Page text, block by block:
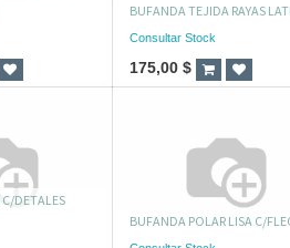
BUFANDA TEJIDA RAYAS
Consultar Stock
175,00 $
DETALES
BUFANDA POLAR LISA C/